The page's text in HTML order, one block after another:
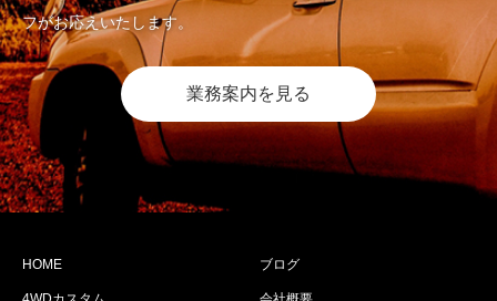
フがお応えいたします。
業務案内を見る
HOME ブログ